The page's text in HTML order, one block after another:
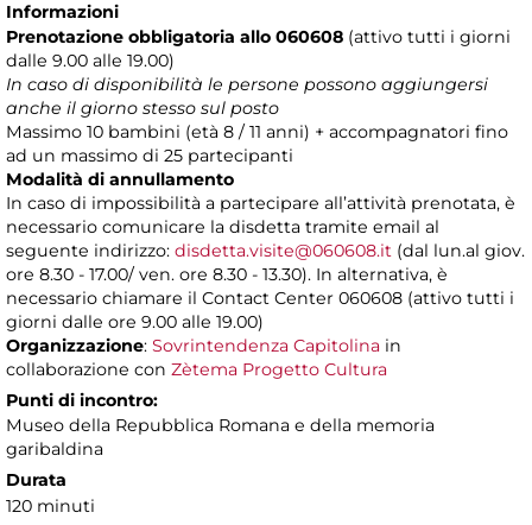
Informazioni
Prenotazione obbligatoria allo 060608 (attivo tutti i giorni
dalle 9.00 alle 19.00)
In caso di disponibilità le persone possono aggiungersi
anche il giorno stesso sul posto
Massimo 10 bambini (età 8 / 11 anni) + accompagnatori fino
ad un massimo di 25 partecipanti
Modalità di annullamento
In caso di impossibilità a partecipare all’attività prenotata, è
necessario comunicare la disdetta tramite email al
seguente indirizzo: disdetta.visite@060608.it (dal lun.al giov.
ore 8.30 - 17.00/ ven. ore 8.30 - 13.30). In alternativa, è
necessario chiamare il Contact Center 060608 (attivo tutti i
giorni dalle ore 9.00 alle 19.00)
Organizzazione: Sovrintendenza Capitolina in
collaborazione con Zètema Progetto Cultura
Punti di incontro:
Museo della Repubblica Romana e della memoria
garibaldina
Durata
120 minuti